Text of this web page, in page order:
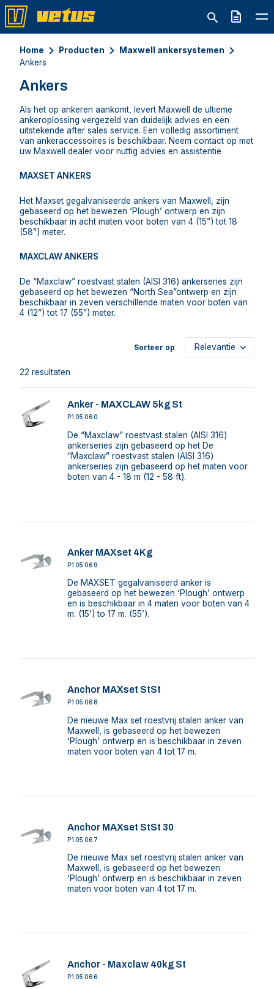
Offerte
Home Producten
Maxwell ankersystemen
Ankers
Ankers
Als het op ankeren aankomt, levert Maxwell de ultieme
ankeroplossing vergezeld van duidelijk advies en een
uitstekende after sales service. Een volledig assortiment
van ankeraccessoires is beschikbaar. Neem contact op met
uw Maxwell dealer voor nuttig advies en assistentie
MAXSET ANKERS
Het Maxset gegalvaniseerde ankers van Maxwell, zijn
gebaseerd op het bewezen ‘Plough’ ontwerp en zijn
beschikbaar in acht maten voor boten van 4 (15”) tot 18
(58”) meter.
MAXCLAW ANKERS
De “Maxclaw” roestvast stalen (AISI 316) ankerseries zijn
gebaseerd op het bewezen “North Sea”ontwerp en zijn
beschikbaar in zeven verschillende maten voor boten van
4 (12”) tot 17 (55”) meter.
22 resultaten
Sorteer op
Anker - MAXCLAW 5kg St
P105060
De “Maxclaw” roestvast stalen (AISI 316)
ankerseries zijn gebaseerd op het De
“Maxclaw” roestvast stalen (AISI 316)
ankerseries zijn gebaseerd op het maten voor
boten van 4 - 18 m (12 - 58 ft).
Anker MAXset 4Kg
P105069
De MAXSET gegalvaniseerd anker is
gebaseerd op het bewezen ‘Plough’ ontwerp
en is beschikbaar in 4 maten voor boten van 4
m. (15’) to 17 m. (55’).
Anchor MAXset StSt
P105068
De nieuwe Max set roestvrij stalen anker van
Maxwell, is gebaseerd op het bewezen
‘Plough’ ontwerp en is beschikbaar in zeven
maten voor boten van 4 tot 17 m.
Anchor MAXset StSt 30
P105067
De nieuwe Max set roestvrij stalen anker van
Maxwell, is gebaseerd op het bewezen
‘Plough’ ontwerp en is beschikbaar in zeven
maten voor boten van 4 tot 17 m.
Anchor - Maxclaw 40kg St
P105066